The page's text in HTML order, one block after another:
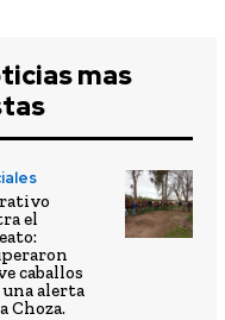
mas
el
caballos
alerta
Choza.